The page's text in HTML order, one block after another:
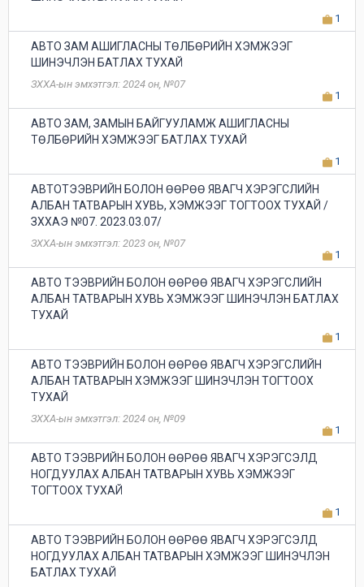
1
АВТО ЗАМ АШИГЛАСНЫ ТӨЛБӨРИЙН ХЭМЖЭЭГ
ШИНЭЧЛЭН БАТЛАХ ТУХАЙ
ЗХХА-ын эмхэтгэл: 2024 он, №07
1
АВТО ЗАМ, ЗАМЫН БАЙГУУЛАМЖ АШИГЛАСНЫ
ТӨЛБӨРИЙН ХЭМЖЭЭГ БАТЛАХ ТУХАЙ
1
АВТОТЭЭВРИЙН БОЛОН ӨӨРӨӨ ЯВАГЧ ХЭРЭГСЛИЙН
АЛБАН ТАТВАРЫН ХУВЬ, ХЭМЖЭЭГ ТОГТООХ ТУХАЙ /
ЗХХАЭ №07. 2023.03.07/
ЗХХА-ын эмхэтгэл: 2023 он, №07
1
АВТО ТЭЭВРИЙН БОЛОН ӨӨРӨӨ ЯВАГЧ ХЭРЭГСЛИЙН
АЛБАН ТАТВАРЫН ХУВЬ ХЭМЖЭЭГ ШИНЭЧЛЭН БАТЛАХ
ТУХАЙ
1
АВТО ТЭЭВРИЙН БОЛОН ӨӨРӨӨ ЯВАГЧ ХЭРЭГСЛИЙН
АЛБАН ТАТВАРЫН ХЭМЖЭЭГ ШИНЭЧЛЭН ТОГТООХ
ТУХАЙ
ЗХХА-ын эмхэтгэл: 2024 он, №09
1
АВТО ТЭЭВРИЙН БОЛОН ӨӨРӨӨ ЯВАГЧ ХЭРЭГСЭЛД
НОГДУУЛАХ АЛБАН ТАТВАРЫН ХУВЬ ХЭМЖЭЭГ
ТОГТООХ ТУХАЙ
1
АВТО ТЭЭВРИЙН БОЛОН ӨӨРӨӨ ЯВАГЧ ХЭРЭГСЭЛД
НОГДУУЛАХ АЛБАН ТАТВАРЫН ХЭМЖЭЭГ ШИНЭЧЛЭН
БАТЛАХ ТУХАЙ